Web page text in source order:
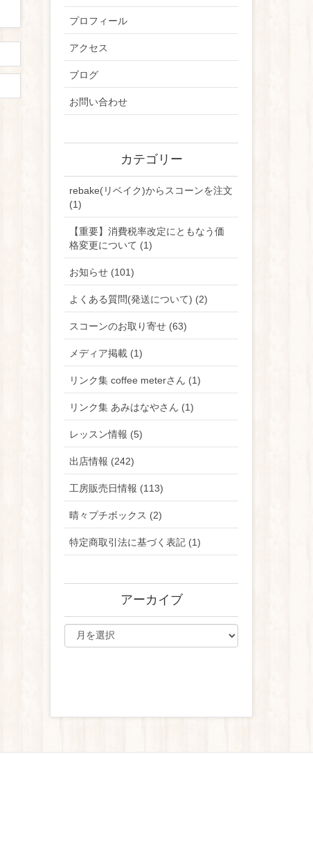
プロフィール
アクセス
ブログ
お問い合わせ
カテゴリー
rebake(リベイク)からスコーンを注文
(1)
【重要】消費税率改定にともなう価
格変更について (1)
お知らせ (101)
よくある質問(発送について) (2)
スコーンのお取り寄せ (63)
メディア掲載 (1)
リンク集 coffee meterさん (1)
リンク集 あみはなやさん (1)
レッスン情報 (5)
出店情報 (242)
工房販売日情報 (113)
晴々プチボックス (2)
特定商取引法に基づく表記 (1)
アーカイブ